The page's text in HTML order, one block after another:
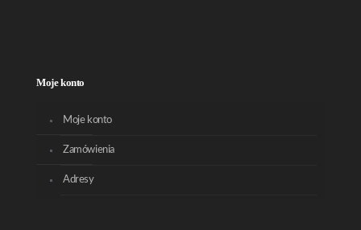
Moje konto
Moje konto
Zamówienia
Adresy